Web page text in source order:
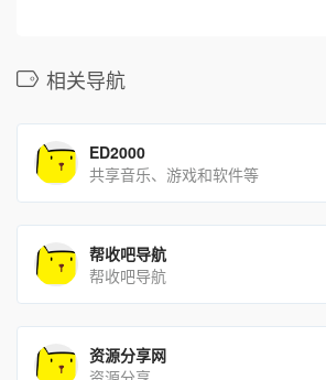
相关导航
ED2000
共享音乐、游戏和软件等
帮收吧导航
帮收吧导航
资源分享网